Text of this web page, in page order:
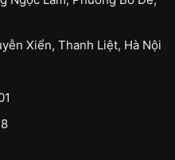
Xiển, Thanh Liệt, Hà Nội